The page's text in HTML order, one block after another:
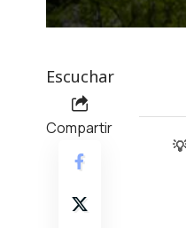
Escuchar
Compartir